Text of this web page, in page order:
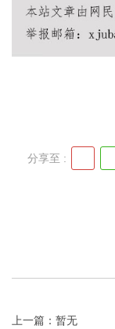
分享至 :
上一篇：暂无